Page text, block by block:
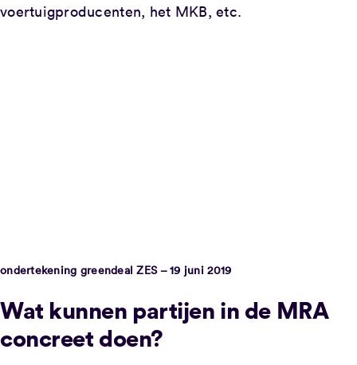
voertuigproducenten, het MKB, etc.
ondertekening greendeal ZES – 19 juni 2019
Wat kunnen partijen in de MRA
concreet doen?